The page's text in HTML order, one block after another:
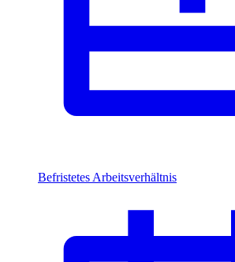
Befristetes Arbeitsverhältnis